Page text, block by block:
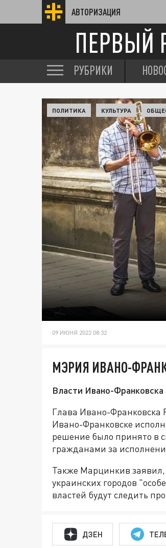
АВТОРИЗАЦИЯ
ПЕРВЫЙ
РУБРИКИ
ПОЛИТИКА КУЛЬТУРА
09 ИЮНЯ 2022 08:32
МЭРИЯ ИВАНО-
Власти Ивано-Франковска
Глава Ивано-Франковска
Ивано-Франковске
решение было принято в
гражданами за
Также Марцинкив заявил,
украинских городов
властей будут следить
ДЗЕН